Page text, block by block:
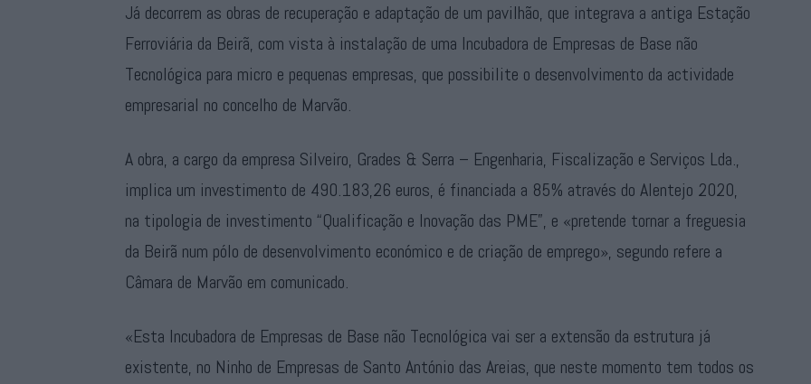
Já decorrem as obras de recuperação e adaptação de um pavilhão, que integrava a antiga Estação
Ferroviária da Beirã, com vista à instalação de uma Incubadora de Empresas de Base não
Tecnológica para micro e pequenas empresas, que possibilite o desenvolvimento da actividade
empresarial no concelho de Marvão.
A obra, a cargo da empresa Silveiro, Grades & Serra – Engenharia, Fiscalização e Serviços Lda.,
implica um investimento de 490.183,26 euros, é financiada a 85% através do Alentejo 2020,
na tipologia de investimento “Qualificação e Inovação das PME”, e «pretende tornar a freguesia
da Beirã num pólo de desenvolvimento económico e de criação de emprego», segundo refere a
Câmara de Marvão em comunicado.
«Esta Incubadora de Empresas de Base não Tecnológica vai ser a extensão da estrutura já
existente, no Ninho de Empresas de Santo António das Areias, que neste momento tem todos os